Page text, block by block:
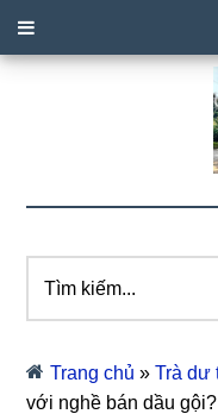
kiếm...
Trang chủ »Trà dư
với nghề bán dầu